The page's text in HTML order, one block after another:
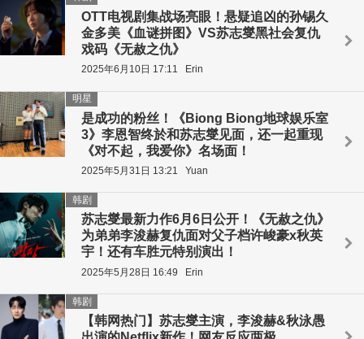
OTT电视剧集战场亮眼！悬疑追凶的孙锡久
金多美《血谜拼图》VS苏志燮黑社会复仇
戏码《无赦之仇》
2025年6月10日 17:11 Erin
是成功的粉丝！《Biong Biong地球娱乐室
3》李恩智终於和苏志燮见面，还一起重现
《对不起，我爱你》名场面！
明星
2025年5月31日 13:21 Yuan
苏志燮最新力作6月6日公开！《无赦之仇》
为弟弟李浚赫复仇面对父子档许峻豪x秋英
宇！还有车胜元特别演出！
韩剧
2025年5月28日 16:49 Erin
【韩网热门】苏志燮主演，李浚赫&秋泳愚
韩剧